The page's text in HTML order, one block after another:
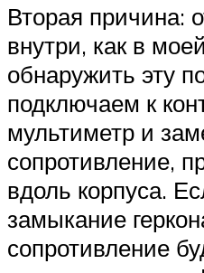
Вторая причина:
внутри, как в
обнаружить эту
подключаем к
мультиметр и
сопротивление,
вдоль корпуса.
замыкание
сопротивление